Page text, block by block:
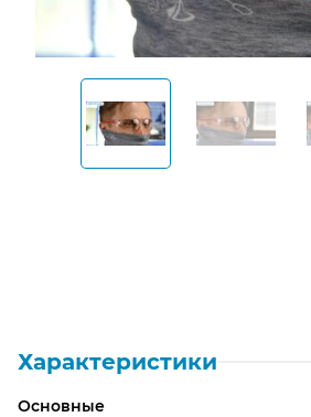
Открыть изображение
Характеристики
Основные